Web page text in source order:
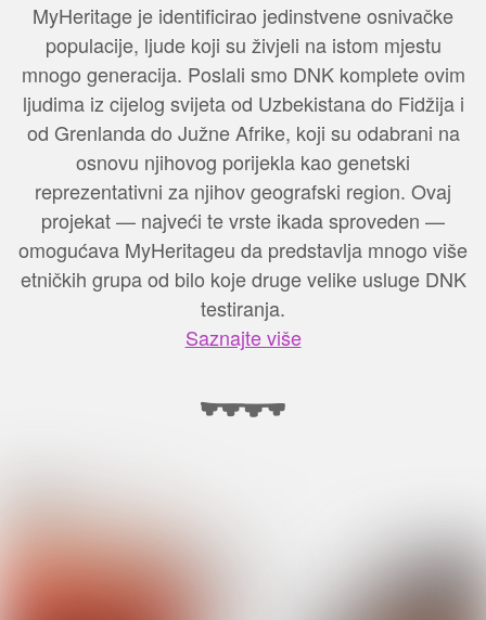
MyHeritage je identificirao jedinstvene osnivačke
populacije, ljude koji su živjeli na istom mjestu
mnogo generacija. Poslali smo DNK komplete ovim
ljudima iz cijelog svijeta od Uzbekistana do Fidžija i
od Grenlanda do Južne Afrike, koji su odabrani na
osnovu njihovog porijekla kao genetski
reprezentativni za njihov geografski region. Ovaj
projekat — najveći te vrste ikada sproveden —
omogućava MyHeritageu da predstavlja mnogo više
etničkih grupa od bilo koje druge velike usluge DNK
testiranja.
Saznajte više